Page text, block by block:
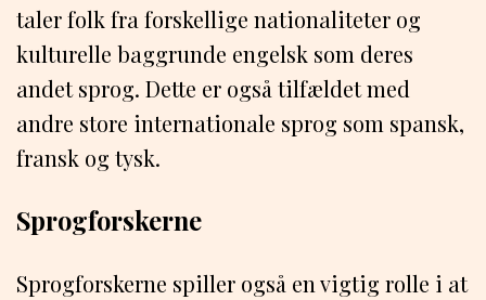
taler folk fra forskellige nationaliteter og
kulturelle baggrunde engelsk som deres
andet sprog. Dette er også tilfældet med
andre store internationale sprog som spansk,
fransk og tysk.
Sprogforskerne
Sprogforskerne spiller også en vigtig rolle i at